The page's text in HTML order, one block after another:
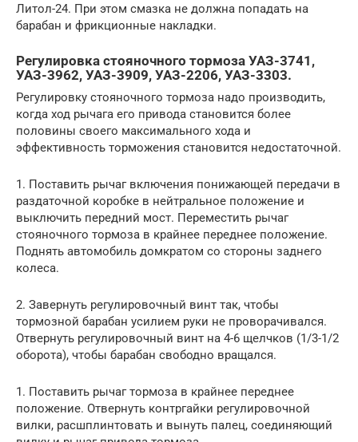
Литол-24. При этом смазка не должна попадать на
барабан и фрикционные накладки.
Регулировка стояночного тормоза УАЗ-3741,
УАЗ-3962, УАЗ-3909, УАЗ-2206, УАЗ-3303.
Регулировку стояночного тормоза надо производить,
когда ход рычага его привода становится более
половины своего максимального хода и
эффективность торможения становится недостаточной.
1. Поставить рычаг включения понижающей передачи в
раздаточной коробке в нейтральное положение и
выключить передний мост. Переместить рычаг
стояночного тормоза в крайнее переднее положение.
Поднять автомобиль домкратом со стороны заднего
колеса.
2. Завернуть регулировочный винт так, чтобы
тормозной барабан усилием руки не проворачивался.
Отвернуть регулировочный винт на 4-6 щелчков (1/3-1/2
оборота), чтобы барабан свободно вращался.
1. Поставить рычаг тормоза в крайнее переднее
положение. Отвернуть контргайки регулировочной
вилки, расшплинтовать и вынуть палец, соединяющий